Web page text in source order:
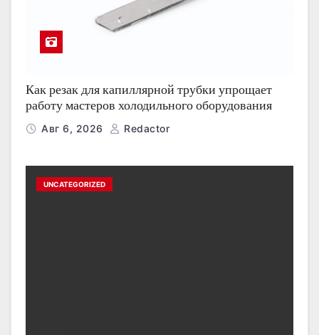
Как резак для капиллярной трубки упрощает
работу мастеров холодильного оборудования
Авг 6, 2026 Redactor
UNCATEGORIZED